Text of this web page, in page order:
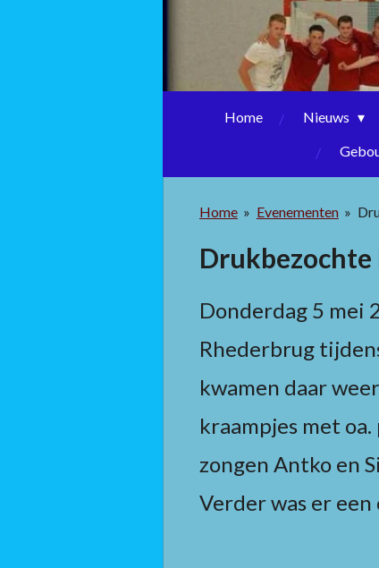
Home Nieuws
Home » Evenementen »
Donderdag 5 mei
Rhederbrug
kwamen daar
kraampjes met
zongen Antko en
Verder was er